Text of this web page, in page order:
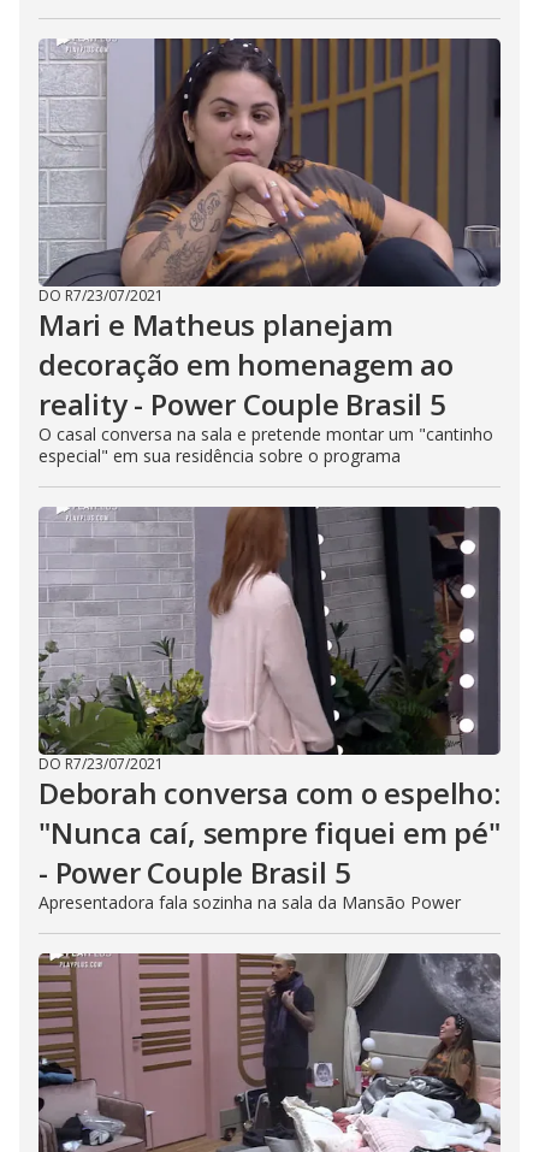
DO R7/23/07/2021
Mari e Matheus planejam
decoração em homenagem ao
reality - Power Couple Brasil 5
O casal conversa na sala e pretende montar um "cantinho
especial" em sua residência sobre o programa
DO R7/23/07/2021
Deborah conversa com o espelho:
"Nunca caí, sempre fiquei em pé"
- Power Couple Brasil 5
Apresentadora fala sozinha na sala da Mansão Power